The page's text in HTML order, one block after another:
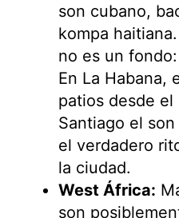
son cubano,
kompa
no es un
En La Habana,
patios desde
Santiago el
el verdadero
la ciudad.
West África:
son